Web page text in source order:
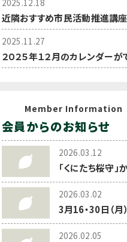
2025.12.18
近隣おすすめ市民活動推進講
2025.11.27
２０２５年１２月のカレンダーが
Member Information
会員からのお知らせ
2026.03.12
「くにたち桜守
2026.03.02
3月16・30日（
2026.02.05